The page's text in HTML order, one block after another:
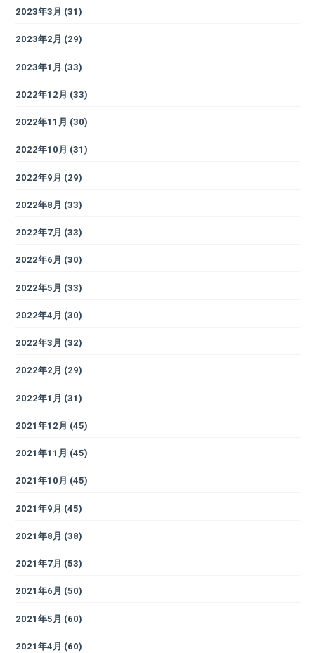
2023年3月 (31)
2023年2月 (29)
2023年1月 (33)
2022年12月 (33)
2022年11月 (30)
2022年10月 (31)
2022年9月 (29)
2022年8月 (33)
2022年7月 (33)
2022年6月 (30)
2022年5月 (33)
2022年4月 (30)
2022年3月 (32)
2022年2月 (29)
2022年1月 (31)
2021年12月 (45)
2021年11月 (45)
2021年10月 (45)
2021年9月 (45)
2021年8月 (38)
2021年7月 (53)
2021年6月 (50)
2021年5月 (60)
2021年4月 (60)